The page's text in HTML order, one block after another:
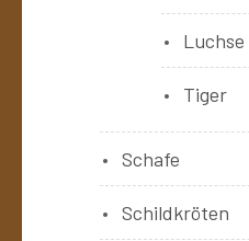
Luchse
Tiger
Schafe
Schildkröten